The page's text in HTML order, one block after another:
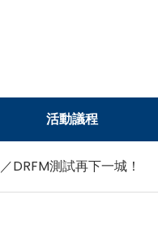
活動議程
DRFM測試再下一城！